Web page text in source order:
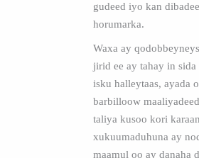
gudeed iyo kan
horumarka.
Waxa ay
jirid ee ay tahay in
isku halleytaas, ayada
barbilloow
taliya kusoo kori
xukuumaduhuna ay
maamul oo ay danaha